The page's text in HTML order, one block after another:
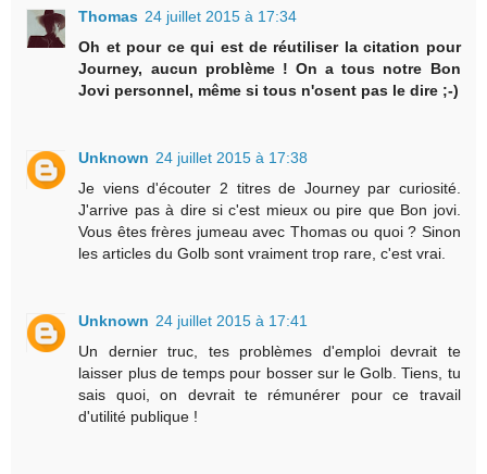
Thomas 24 juillet 2015 à 17:34
Oh et pour ce qui est de réutiliser la citation pour
Journey, aucun problème ! On a tous notre Bon
Jovi personnel, même si tous n'osent pas le dire ;-)
Unknown 24 juillet 2015 à 17:38
Je viens d'écouter 2 titres de Journey par curiosité.
J'arrive pas à dire si c'est mieux ou pire que Bon jovi.
Vous êtes frères jumeau avec Thomas ou quoi ? Sinon
les articles du Golb sont vraiment trop rare, c'est vrai.
Unknown 24 juillet 2015 à 17:41
Un dernier truc, tes problèmes d'emploi devrait te
laisser plus de temps pour bosser sur le Golb. Tiens, tu
sais quoi, on devrait te rémunérer pour ce travail
d'utilité publique !